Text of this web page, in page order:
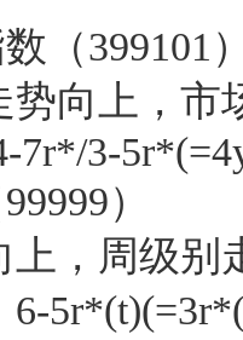
（399101
势向上，
7r*/3-
）
上，周级